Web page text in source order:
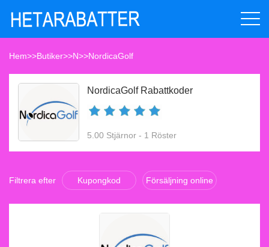
Hem>>Butiker>>N>>NordicaGolf
NordicaGolf Rabattkoder
5.00 Stjärnor - 1 Röster
Filtrera efter Kupongkod Försäljning online